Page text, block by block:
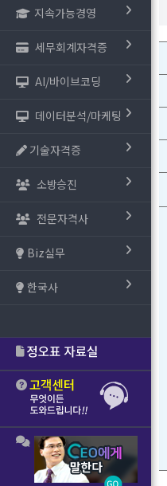
지속가능경영
세무회계자격증
AI/바이브코딩
데이터분석/마케팅
기술자격증
소방승진
전문자격사
Biz실무
한국사